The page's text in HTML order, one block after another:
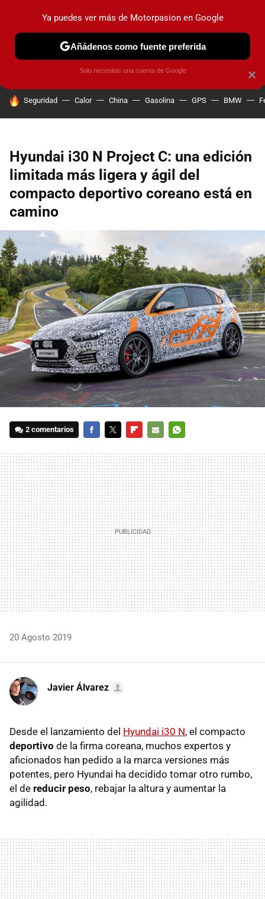
PRUEBAS COCHES ELÉCTRICOS OBSERVATORIO
HOY SE HABLA DE
Seguridad Calor China Gasolina GPS BMW
Hyundai i30 N Project C: una edición
limitada más ligera y ágil del
compacto deportivo coreano está en
camino
2 comentarios
MAIL
20 Agosto 2019
Javier Álvarez
Desde el lanzamiento del Hyundai i30 N, el compacto
deportivo de la firma coreana, muchos expertos y
aficionados han pedido a la marca versiones más
potentes, pero Hyundai ha decidido tomar otro rumbo,
el de reducir peso, rebajar la altura y aumentar la
agilidad.
×
Ya puedes ver más de Motorpasion en Google
Añádenos como fuente preferida
Solo necesitas una cuenta de Google